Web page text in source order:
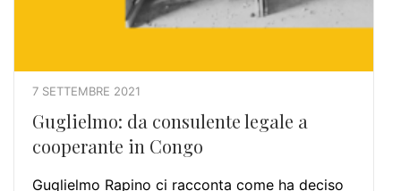
7 SETTEMBRE 2021
Guglielmo: da consulente legale a
cooperante in Congo
Guglielmo Rapino ci racconta come ha deciso